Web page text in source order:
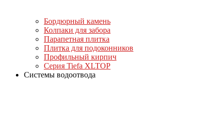
Бордюрный камень
Колпаки для забора
Парапетная плитка
Плитка для подоконников
Профильный кирпич
Серия Tiefa XLTOP
Системы водоотвода